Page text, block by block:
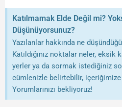
Katılmamak Elde Değil mi?
Düşünüyorsunuz?
Yazılanlar hakkında ne
Katıldığınız noktalar neler, eksik
yerler ya da sormak istediğiniz
cümlenizle belirtebilir,
Yorumlarınızı bekliyoruz!